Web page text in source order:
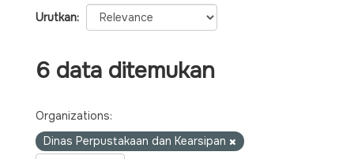
Urutkan
6 data ditemukan
Organizations:
Dinas Perpustakaan dan Kearsipan